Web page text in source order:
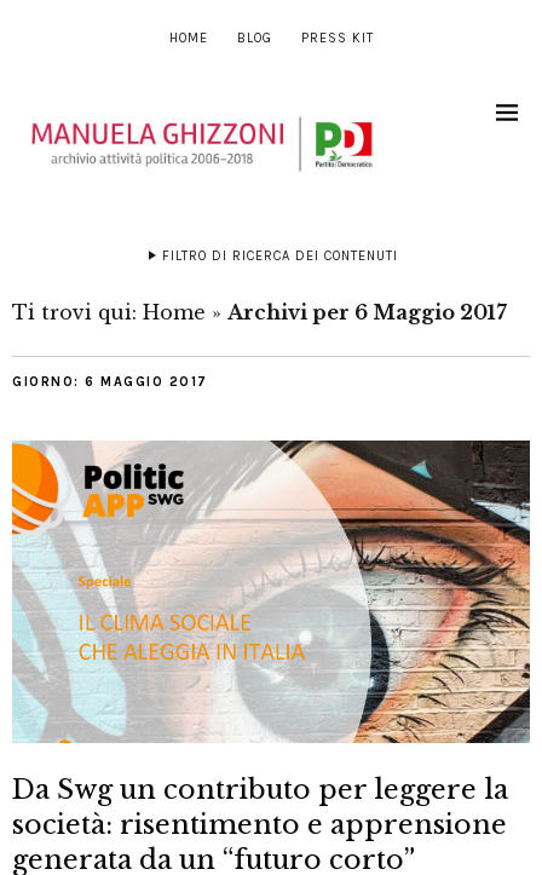
HOME BLOG PRESS KIT
FILTRO DI RICERCA DEI CONTENUTI
Ti trovi qui: Home » Archivi per 6 Maggio 2017
GIORNO: 6 MAGGIO 2017
Da Swg un contributo per leggere la
società: risentimento e apprensione
generata da un “futuro corto”